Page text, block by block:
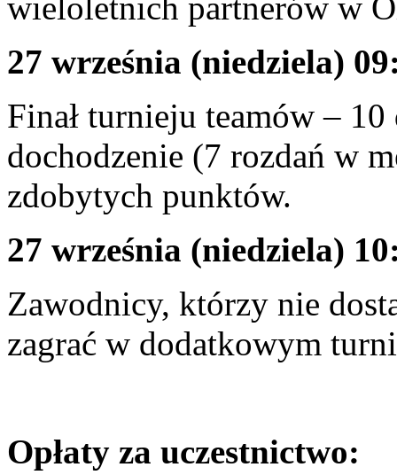
wieloletnich partnerów w
27 września (niedziela)
Finał turnieju teamów –
dochodzenie (7 rozdań w
zdobytych punktów.
27 września (niedziela)
Zawodnicy, którzy nie
zagrać w dodatkowym
Opłaty za uczestnictwo: